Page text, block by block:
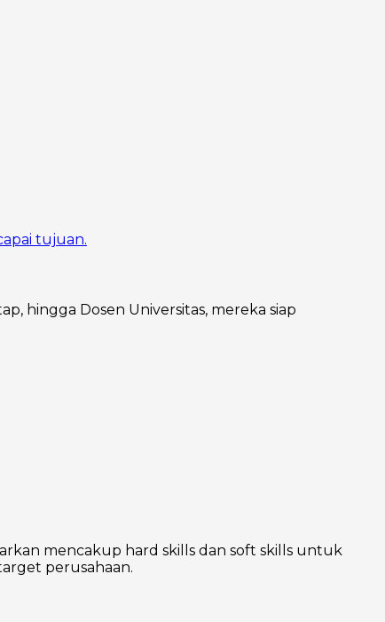
tujuan.
hingga Dosen Universitas, mereka siap
mencakup hard skills dan soft skills untuk
perusahaan.